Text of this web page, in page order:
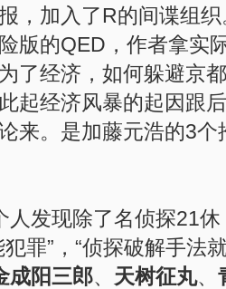
，加入了R的间谍组织
版的QED，作者拿
了经济，如何躲避京
起经济风暴的起因跟
来。是加藤元浩的3
人发现除了名侦探21
犯罪”，“侦探破解手法
成阳三郎、 天树征丸、